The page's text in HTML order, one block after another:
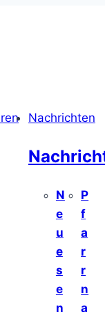
Nachrichten
N
e
u
e
s
e
n
P
f
a
r
r
n
a